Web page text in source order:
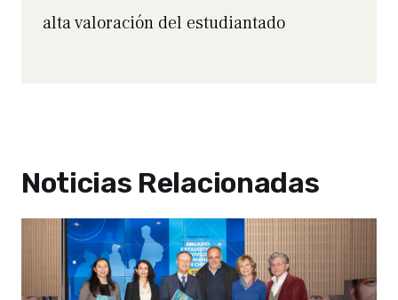
alta valoración del estudiantado
Noticias Relacionadas